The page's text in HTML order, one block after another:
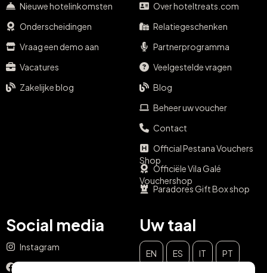
Nieuwe hotelinkomsten
Onderscheidingen
Vraag een demo aan
Vacatures
Zakelijke blog
Over hoteltreats.com
Relatiegeschenken
Partnerprogramma
Veelgestelde vragen
Blog
Beheer uw voucher
Contact
Official Pestana Vouchers
Shop
Officiële Vila Galé
Vouchershop
Paradores Gift Box shop
Social media
Instagram
Uw taal
EN ES IT PT